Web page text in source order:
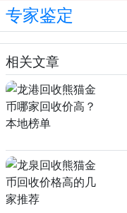
专家鉴定
相关文章